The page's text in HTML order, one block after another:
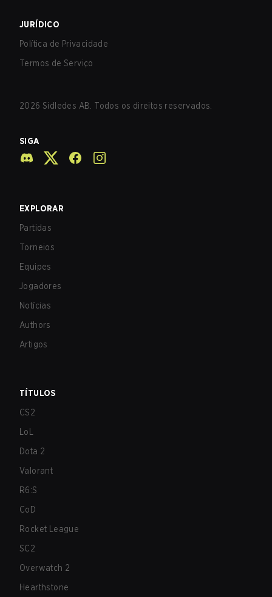
JURÍDICO
Política de Privacidade
Termos de Serviço
2026 Sidledes AB. Todos os direitos reservados.
SIGA
EXPLORAR
Partidas
Torneios
Equipes
Jogadores
Notícias
Authors
Artigos
TÍTULOS
CS2
LoL
Dota 2
Valorant
R6:S
CoD
Rocket League
SC2
Overwatch 2
Hearthstone